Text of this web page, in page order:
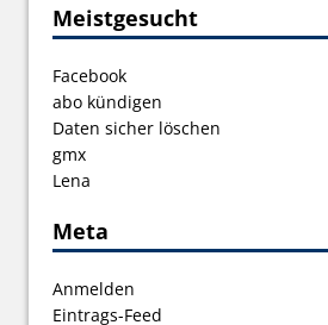
Meistgesucht
Facebook
abo kündigen
Daten sicher löschen
gmx
Lena
Meta
Anmelden
Eintrags-Feed